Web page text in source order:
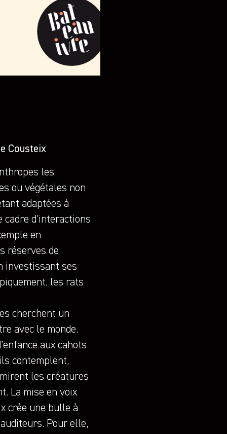
Cousteix
les
ou végétales non
adaptées à
cadre d’interactions
en
réserves de
investissant ses
les rats
cherchent un
avec le monde.
aux cahots
contemplent,
les créatures
La mise en voix
crée une bulle à
Pour elle,